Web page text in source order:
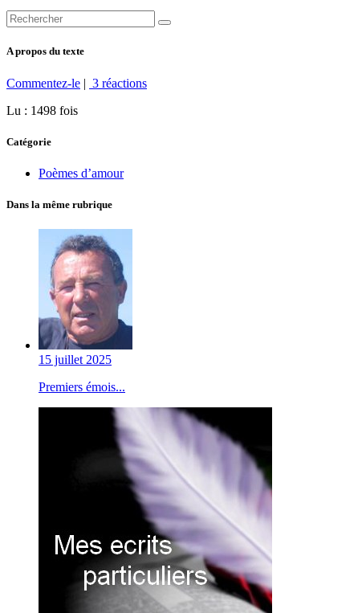
A propos du texte
Commentez-le | 3 réactions
Lu : 1498 fois
Catégorie
Poèmes d’amour
Dans la même rubrique
15 juillet 2025
Premiers émois...